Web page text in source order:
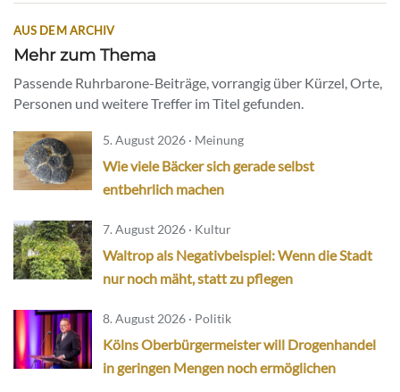
AUS DEM ARCHIV
Mehr zum Thema
Passende Ruhrbarone-Beiträge, vorrangig über Kürzel, Orte,
Personen und weitere Treffer im Titel gefunden.
5. August 2026 · Meinung
Wie viele Bäcker sich gerade selbst
entbehrlich machen
7. August 2026 · Kultur
Waltrop als Negativbeispiel: Wenn die Stadt
nur noch mäht, statt zu pflegen
8. August 2026 · Politik
Kölns Oberbürgermeister will Drogenhandel
in geringen Mengen noch ermöglichen